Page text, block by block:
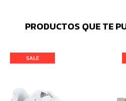
PRODUCTOS QUE TE